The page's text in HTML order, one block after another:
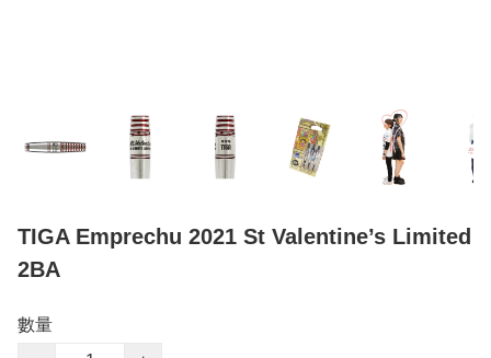
TIGA Emprechu 2021 St Valentine’s Limited
2BA
數量